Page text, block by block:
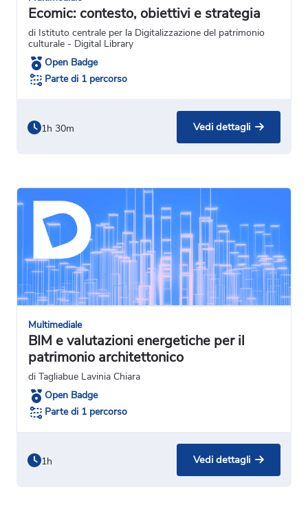
Ecomic: contesto, obiettivi e strategia
di Istituto centrale per la Digitalizzazione del patrimonio
culturale - Digital Library
Open Badge
Parte di 1 percorso
1h 30m Vedi dettagli
Multimediale
BIM e valutazioni energetiche per il
patrimonio architettonico
di Tagliabue Lavinia Chiara
Open Badge
Parte di 1 percorso
1h Vedi dettagli